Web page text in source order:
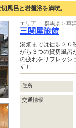
風呂と岩盤浴を満喫。
エリア ： 群馬県 > 草
三関屋旅館
湯畑までは徒歩２０
がら３つの貸切風呂
の疲れをリフレッシ
す）
住所
交通情報